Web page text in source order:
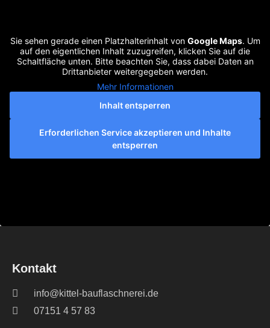
Sie sehen gerade einen Platzhalterinhalt von Google Maps. Um
auf den eigentlichen Inhalt zuzugreifen, klicken Sie auf die
Schaltfläche unten. Bitte beachten Sie, dass dabei Daten an
Drittanbieter weitergegeben werden.
Mehr Informationen
Inhalt entsperren
Erforderlichen Service akzeptieren und Inhalte
entsperren
Kontakt
info@kittel-bauflaschnerei.de
07151 4 57 83